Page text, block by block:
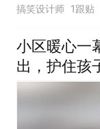
搞笑设计师 1跟贴
小区暖心一
出，护住孩